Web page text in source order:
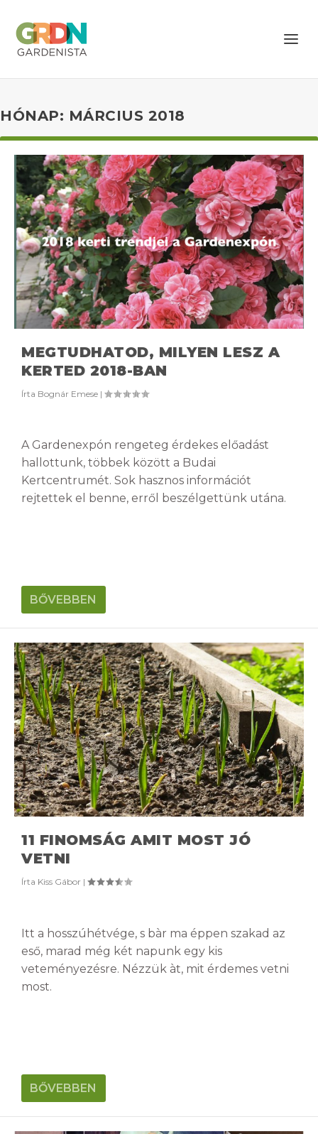
HÓNAP: MÁRCIUS 2018
MEGTUDHATOD, MILYEN LESZ A
KERTED 2018-BAN
Írta Bognár Emese |
A Gardenexpón rengeteg érdekes előadást
hallottunk, többek között a Budai
Kertcentrumét. Sok hasznos információt
rejtettek el benne, erről beszélgettünk utána.
BŐVEBBEN
11 FINOMSÁG AMIT MOST JÓ
VETNI
Írta Kiss Gábor |
Itt a hosszúhétvége, s bàr ma éppen szakad az
eső, marad még két napunk egy kis
veteményezésre. Nézzük àt, mit érdemes vetni
most.
BŐVEBBEN